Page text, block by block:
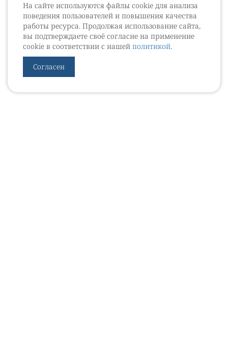
На сайте используются файлы cookie для анализа
поведения пользователей и повышения качества
работы ресурса. Продолжая использование сайта,
вы подтверждаете своё согласие на применение
cookie в соответствии с нашей политикой.
Согласен